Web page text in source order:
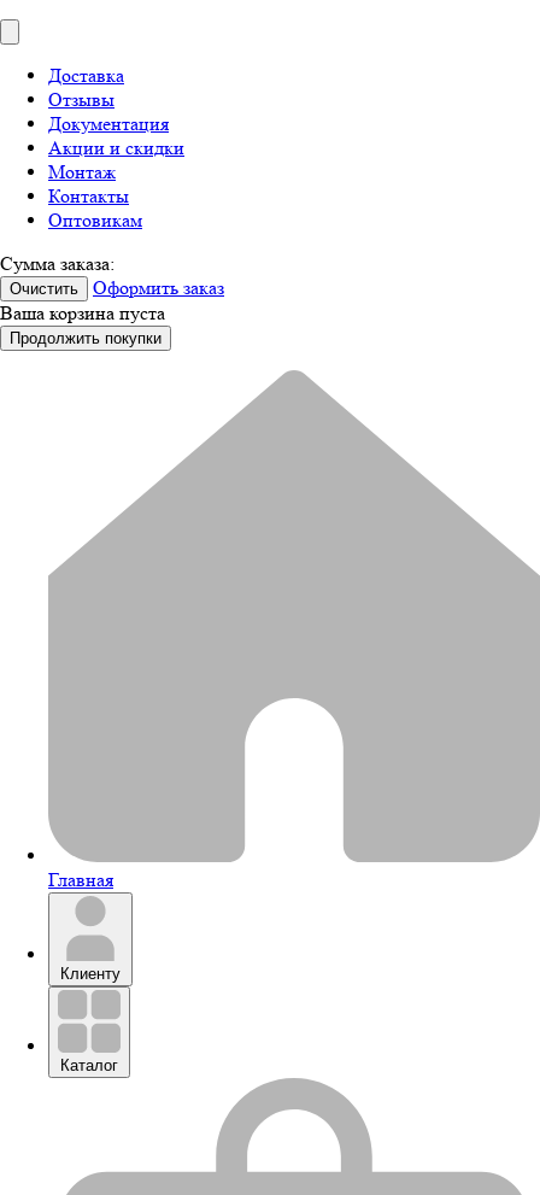
Доставка
Отзывы
Документация
Акции и скидки
Монтаж
Контакты
Оптовикам
Сумма заказа:
Очистить
Оформить заказ
Ваша корзина пуста
Продолжить покупки
Главная
Клиенту
Каталог